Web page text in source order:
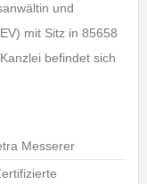
und
mit Sitz in 85658
befindet sich
Messerer